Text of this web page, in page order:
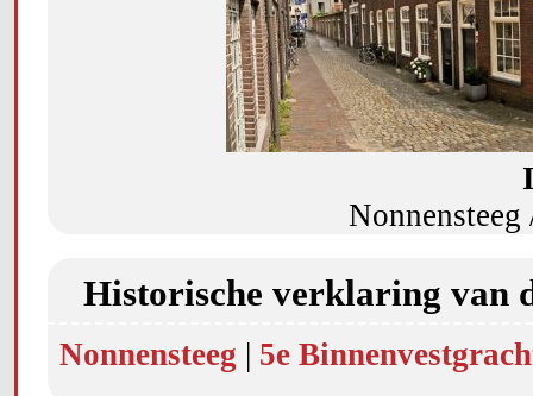
Historische verklaring van
Nonnensteeg | 5e